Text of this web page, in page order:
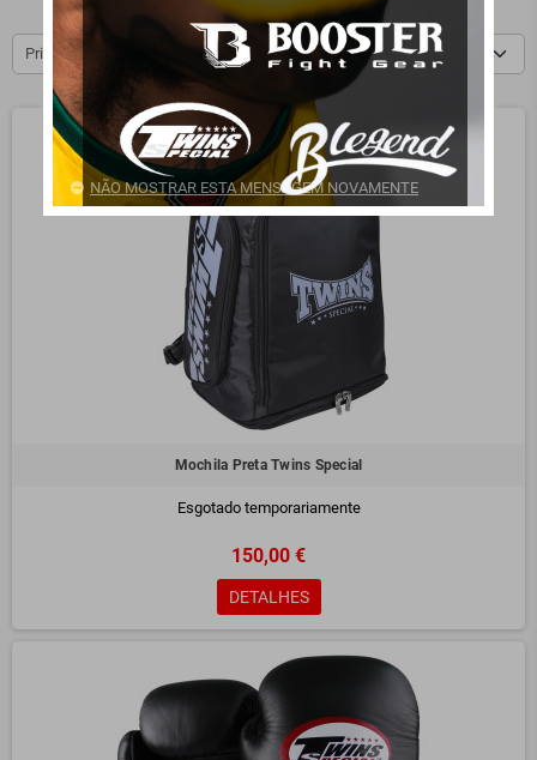
Price, low to high
Mochila Preta Twins Special
Esgotado temporariamente
150,00 €
DETALHES
NÃO MOSTRAR ESTA MENSAGEM NOVAMENTE